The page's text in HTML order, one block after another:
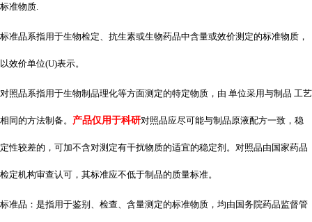
标准物质.
标准品系指用于生物检定、抗生素或生物药品中含量或效价测定的标准物质，
以效价单位(U)表示。
对照品系指用于生物制品理化等方面测定的特定物质，由 单位采用与制品 工艺
相同的方法制备。 产品仅用于科研对照品应尽可能与制品原液配方一致，稳
定性较差的，可加不含对测定有干扰物质的适宜的稳定剂。对照品由国家药品
检定机构审查认可，其标准应不低于制品的质量标准。
标准品：是指用于鉴别、检查、含量测定的标准物质，均由国务院药品监督管